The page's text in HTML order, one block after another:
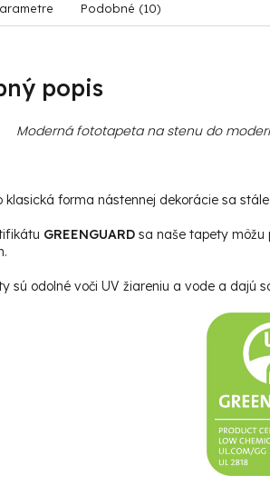
Podobné (10)
popis
Moderná fototapeta na stenu do
klasická forma nástennej dekorácie sa
GREENGUARD sa naše tapety môžu
sú odolné voči UV žiareniu a vode a dajú